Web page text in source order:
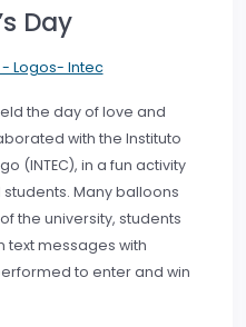
Day
the day of love and
with the Instituto
(INTEC), in a fun activity
Many balloons
the university, students
text messages with
to enter and win